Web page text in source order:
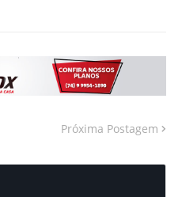
Próxima Postagem